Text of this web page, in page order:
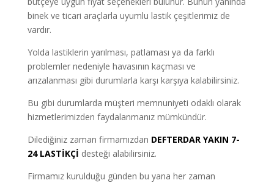
binek ve ticari araçlarla uyumlu lastik çeşitlerimiz de
vardır.
Yolda lastiklerin yarılması, patlaması ya da farklı
problemler nedeniyle havasının kaçması ve
arızalanması gibi durumlarla karşı karşıya kalabilirsiniz.
Bu gibi durumlarda müşteri memnuniyeti odaklı olarak
hizmetlerimizden faydalanmanız mümkündür.
Dilediğiniz zaman firmamızdan DEFTERDAR YAKIN 7-
24 LASTİKÇİ desteği alabilirsiniz.
Firmamız kurulduğu günden bu yana her zaman